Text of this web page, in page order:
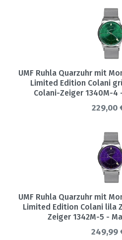
UMF Ruhla Quarzuhr mit
Limited Edition Colani
Colani-Zeiger 1340M-4
229,00
UMF Ruhla Quarzuhr mit
Limited Edition Colani lila
Zeiger 1342M-5 -
249,99